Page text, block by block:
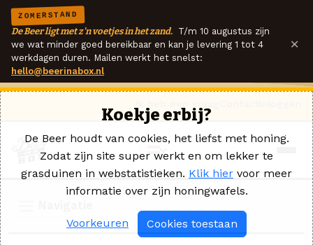
ZOMERSTAND
De Beer ligt met z'n voetjes in het zand. T/m 10 augustus zijn
we wat minder goed bereikbaar en kan je levering 1 tot 4
werkdagen duren. Mailen werkt het snelst:
hello@beerinabox.nl
×
Koekje erbij?
De Beer houdt van cookies, het liefst met honing.
Zodat zijn site super werkt en om lekker te
grasduinen in webstatistieken. Klik hier voor meer
informatie over zijn honingwafels.
Voorkeuren Cookies toestaan